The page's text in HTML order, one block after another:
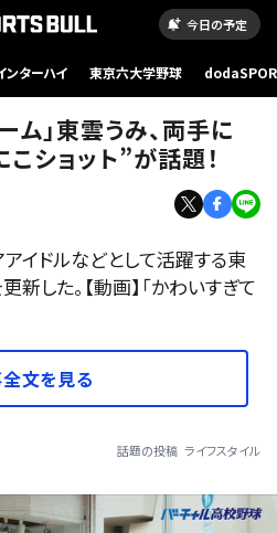
今日の予定
ンターハイ 東京六大学野球
」東雲うみ、両手に
ショット”が話題！
イドルなどとして活躍する東
した。【動画】「かわいすぎて
文を見る
話題の投稿 ライフスタイル